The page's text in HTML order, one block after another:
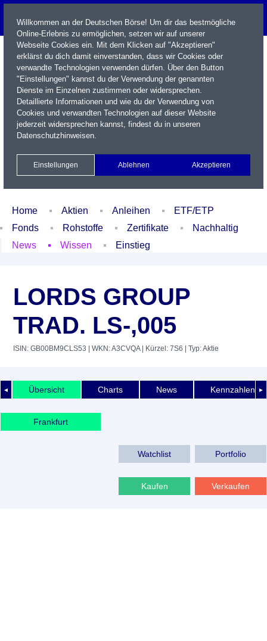
Name / WKN / ISIN / Kürzel
Xetra Realtime
Watchlist Portfolio Login
Home Aktien Anleihen
ETF/ETP
Fonds
Rohstoffe Zertifikate
Nachhaltig
News
Wissen Einstieg
LORDS GROUP
TRAD. LS-,005
ISIN: GB00BM9CLS53 | WKN: A3CVQA| Kürzel: 7S6 | Typ: Aktie
◄ ►
Übersicht Charts News Kennzahlen
Frankfurt
Watchlist Portfolio
Kaufen Verkaufen
Willkommen an der Deutschen Börse! Um dir das bestmögliche
Online-Erlebnis zu ermöglichen, setzen wir auf unserer
Webseite Cookies ein. Mit dem Klicken auf "Akzeptieren"
erklärst du dich damit einverstanden, dass wir Cookies oder
verwandte Technologien verwenden dürfen. Über den Button
"Einstellungen" kannst du der Verwendung der genannten
Dienste im Einzelnen zustimmen oder widersprechen.
Detaillierte Informationen und wie du der Verwendung von
Cookies und verwandten Technologien auf dieser Website
jederzeit widersprechen kannst, findest du in unseren
Datenschutzhinweisen.
Einstellungen Ablehnen Akzeptieren